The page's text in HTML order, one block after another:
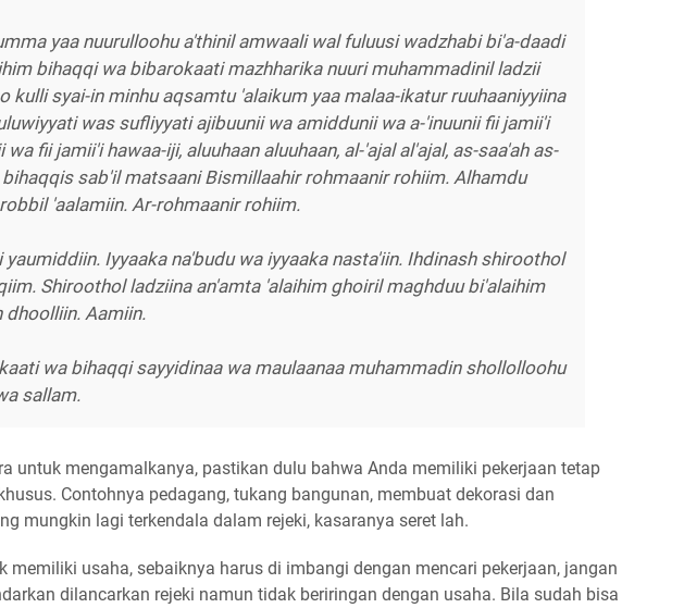
yaa nuurulloohu a'thinil amwaali wal fuluusi wadzhabi bi'a-daadi
bihaqqi wa bibarokaati mazhharika nuuri muhammadinil ladzii
kulli syai-in minhu aqsamtu 'alaikum yaa malaa-ikatur ruuhaaniyyiina
was sufliyyati ajibuunii wa amiddunii wa a-'inuunii fii jamii'i
wa fii jamii'i hawaa-iji, aluuhaan aluuhaan, al-'ajal al'ajal, as-saa'ah as-
bihaqqis sab'il matsaani Bismillaahir rohmaanir rohiim. Alhamdu
'aalamiin. Ar-rohmaan­­ir rohiim.
yaumiddiin. Iyyaaka na'budu wa iyyaaka nasta'iin. Ihdinash shiroothol
Shiroothol ladziina an'amta 'alaihim ghoiril maghduu bi'alaihim
dhoolliin. Aamiin.
wa bihaqqi sayyidinaa wa maulaanaa muhammadin shollolloohu
sallam.
untuk mengamalkanya, pastikan dulu bahwa Anda memiliki pekerjaan tetap
Contohnya pedagang, tukang bangunan, membuat dekorasi dan
mungkin lagi terkendala dalam rejeki, kasaranya seret lah.
memiliki usaha, sebaiknya harus di imbangi dengan mencari pekerjaan, jangan
dilancarkan rejeki namun tidak beriringan dengan usaha. Bila sudah bisa